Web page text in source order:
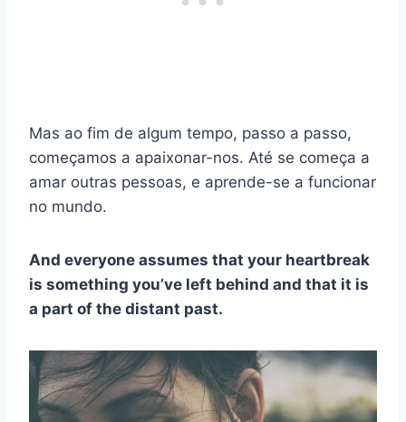
Mas ao fim de algum tempo, passo a passo,
começamos a apaixonar-nos. Até se começa a
amar outras pessoas, e aprende-se a funcionar
no mundo.
And everyone assumes that your heartbreak
is something you’ve left behind and that it is
a part of the distant past.